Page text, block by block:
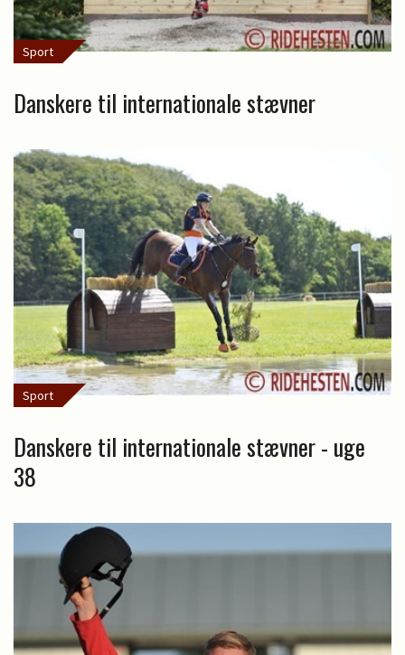
Sport
Danskere til internationale stævner
Sport
Danskere til internationale stævner - uge
38